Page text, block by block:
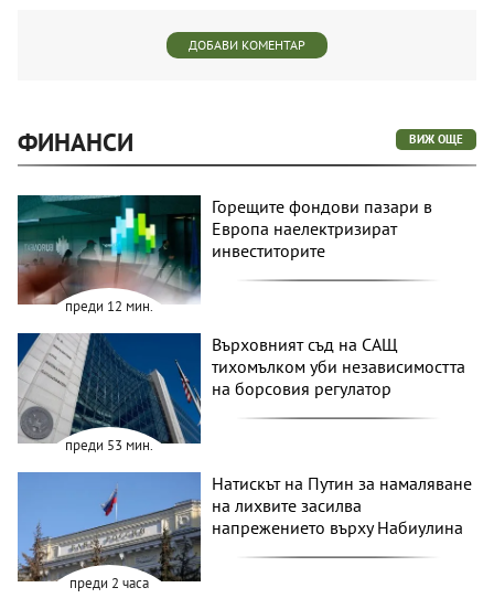
ДОБАВИ КОМЕНТАР
ФИНАНСИ ВИЖ ОЩЕ
преди 12 мин.
Горещите фондови пазари в
Европа наелектризират
инвеститорите
преди 53 мин.
Върховният съд на САЩ
тихомълком уби независимостта
на борсовия регулатор
преди 2 часа
Натискът на Путин за намаляване
на лихвите засилва
напрежението върху Набиулина